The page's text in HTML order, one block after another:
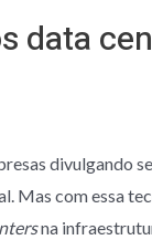
data
divulgando
Mas com essa
na